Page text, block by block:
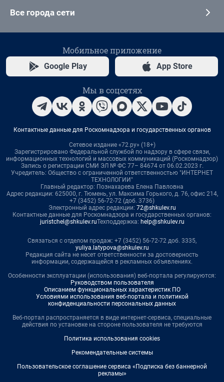
Все города сети
Мобильное приложение
Google Play App Store
Мы в соцсетях
Контактные данные для Роскомнадзора и государственных органов
Сетевое издание «72.ру» (18+)
Зарегистрировано Федеральной службой по надзору в сфере связи,
информационных технологий и массовых коммуникаций (Роскомнадзор)
Запись о регистрации СМИ ЭЛ № ФС 77– 84674 от 06.02.2023 г.
Учредитель: Общество с ограниченной ответственностью "ИНТЕРНЕТ
ТЕХНОЛОГИИ"
Главный редактор: Познахарева Елена Павловна
Адрес редакции: 625000, г. Тюмень, ул. Максима Горького, д. 76, офис 214,
+7 (3452) 56-72-72 (доб. 3736)
Электронный адрес редакции: 72@shkulev.ru
Контактные данные для Роскомнадзора и государственных органов:
juristchel@shkulev.ruТехподдержка: help@shkulev.ru
Связаться с отделом продаж: +7 (3452) 56-72-72 доб. 3335,
yuliya.latypova@shkulev.ru
Редакция сайта не несет ответственности за достоверность
информации, содержащейся в рекламных объявлениях.
Особенности эксплуатации (использования) веб-портала регулируются:
Руководством пользователя
Описанием функциональных характеристик ПО
Условиями использования веб-портала и политикой
конфиденциальности персональных данных
Веб-портал распространяется в виде интернет-сервиса, специальные
действия по установке на стороне пользователя не требуются
Политика использования cookies
Рекомендательные системы
Пользовательское соглашение сервиса «Подписка без баннерной
рекламы»